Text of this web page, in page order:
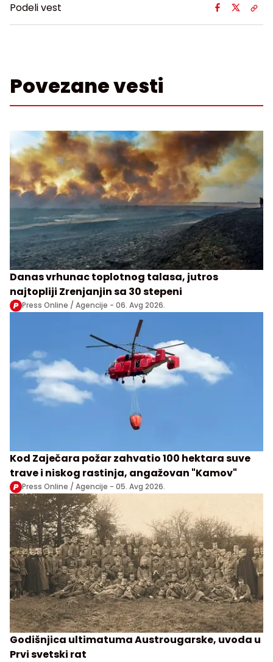
Podeli vest
Povezane vesti
Danas vrhunac toplotnog talasa, jutros
najtopliji Zrenjanjin sa 30 stepeni
Press Online / Agencije - 06. Avg 2026.
Kod Zaječara požar zahvatio 100 hektara suve
trave i niskog rastinja, angažovan "Kamov"
Press Online / Agencije - 05. Avg 2026.
Godišnjica ultimatuma Austrougarske, uvoda u
Prvi svetski rat